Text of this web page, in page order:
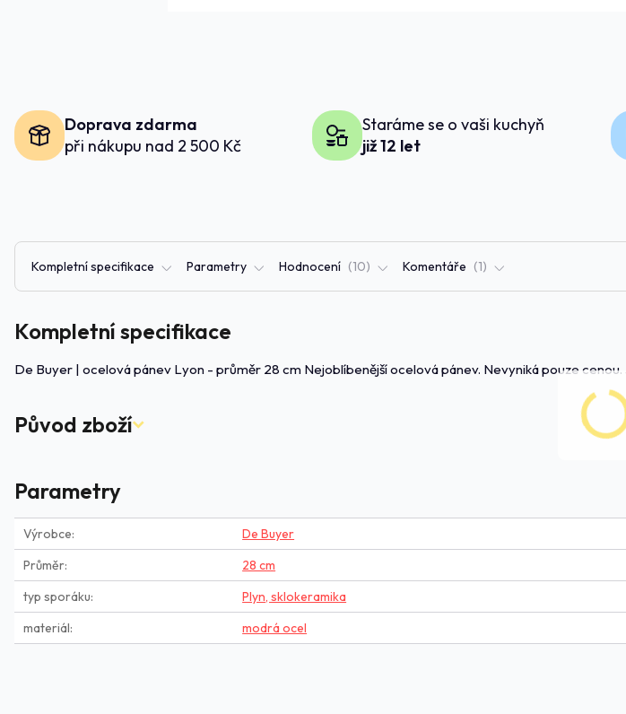
Doprava zdarma
při nákupu nad 2 500 Kč
Staráme se o vaši kuchyň
již 12 let
Kompletní specifikace Parametry Hodnocení 10 Komentáře 1
Kompletní specifikace
De Buyer | ocelová pánev Lyon - průměr 28 cm Nejoblíbenější ocelová pánev. Nevyniká pouze cenou.
Původ zboží
Parametry
Výrobce
De Buyer
Průměr
28 cm
typ sporáku
Plyn, sklokeramika
materiál
modrá ocel